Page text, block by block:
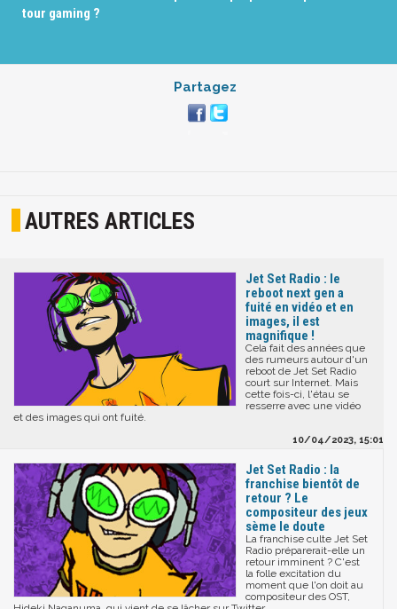
tour gaming ?
Partagez
AUTRES ARTICLES
Jet Set Radio : le
reboot next gen a
fuité en vidéo et en
images, il est
magnifique !
Cela fait des années que
des rumeurs autour d'un
reboot de Jet Set Radio
court sur Internet. Mais
cette fois-ci, l'étau se
resserre avec une vidéo
et des images qui ont fuité.
10/04/2023, 15:01
Jet Set Radio : la
franchise bientôt de
retour ? Le
compositeur des jeux
sème le doute
La franchise culte Jet Set
Radio préparerait-elle un
retour imminent ? C'est
la folle excitation du
moment que l'on doit au
compositeur des OST,